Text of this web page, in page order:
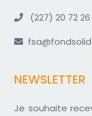
(227) 20 72
NEWSLETTER
Je souhaite